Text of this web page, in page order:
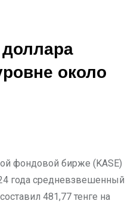
около
года средневзвешенный
481,77 тенге на